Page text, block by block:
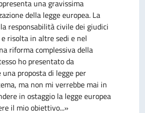
una gravissima
della legge europea. La
responsabilità civile dei giudici
risolta in altre sedi e nel
riforma complessiva della
ho presentato da
proposta di legge per
ma non mi verrebbe mai in
in ostaggio la legge europea
il mio obiettivo...»